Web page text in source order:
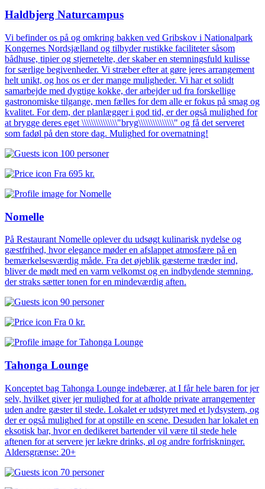
Haldbjerg Naturcampus
Vi befinder os på og omkring bakken ved Gribskov i Nationalpark
Kongernes Nordsjælland og tilbyder rustikke faciliteter såsom
bådhuse, tipier og stjernetelte, der skaber en stemningsfuld kulisse
for særlige begivenheder. Vi stræber efter at gøre jeres arrangement
helt unikt, og hos os er der mange muligheder. Vi har et solidt
samarbejde med dygtige kokke, der arbejder ud fra forskellige
gastronomiske tilgange, men fælles for dem alle er fokus på smag og
kvalitet. For dem, der planlægger i god tid, er der også mulighed for
at brygge deres eget \\\\\\\\\\\\\\\"bryg\\\\\\\\\\\\\\\" og få det serveret
som fadøl på den store dag. Mulighed for overnatning!
100 personer
Fra 695 kr.
Nomelle
På Restaurant Nomelle oplever du udsøgt kulinarisk nydelse og
gæstfrihed, hvor elegance møder en afslappet atmosfære på en
bemærkelsesværdig måde. Fra det øjeblik gæsterne træder ind,
bliver de mødt med en varm velkomst og en indbydende stemning,
der straks sætter tonen for en mindeværdig aften.
90 personer
Fra 0 kr.
Tahonga Lounge
Konceptet bag Tahonga Lounge indebærer, at I får hele baren for jer
selv, hvilket giver jer mulighed for at afholde private arrangementer
uden andre gæster til stede. Lokalet er udstyret med et lydsystem, og
der er også mulighed for at opstille en scene. Desuden har lokalet en
eksotisk bar, hvor en dedikeret bartender vil være til stede hele
aftenen for at servere jer lækre drinks, øl og andre forfriskninger.
Aldersgrænse: 20+
70 personer